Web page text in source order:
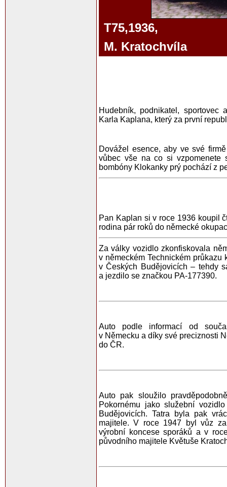
T75,1936,
M. Kratochvíla
Hudebník, podnikatel, sportovec
Karla Kaplana, který za první
Dovážel esence, aby ve své
vůbec vše na co si vzpomenete
bombóny Klokanky prý pochází z
Pan Kaplan si v roce 1936 koupil
rodina pár roků do německé
Za války vozidlo zkonfiskovala
v německém Technickém
v Českých Budějovicích – tehdy
a jezdilo se značkou PA-177390.
Auto podle informací od
v Německu a díky své preciznosti
do ČR.
Auto pak sloužilo
Pokornému jako služební
Budějovicích. Tatra byla pak
majitele. V roce 1947 byl vůz
výrobní koncese sporáků a v
původního majitele Květuše